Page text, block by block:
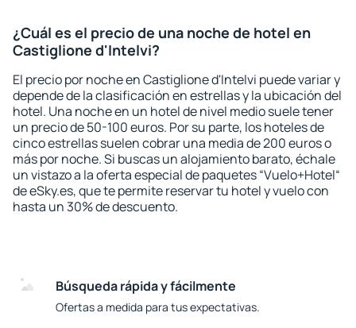
¿Cuál es el precio de una noche de hotel en
Castiglione d'Intelvi?
El precio por noche en Castiglione d'Intelvi puede variar y
depende de la clasificación en estrellas y la ubicación del
hotel. Una noche en un hotel de nivel medio suele tener
un precio de 50-100 euros. Por su parte, los hoteles de
cinco estrellas suelen cobrar una media de 200 euros o
más por noche. Si buscas un alojamiento barato, échale
un vistazo a la oferta especial de paquetes “Vuelo+Hotel“
de eSky.es, que te permite reservar tu hotel y vuelo con
hasta un 30% de descuento.
Búsqueda rápida y fácilmente
Ofertas a medida para tus expectativas.